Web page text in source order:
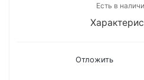
Есть в
Отложить